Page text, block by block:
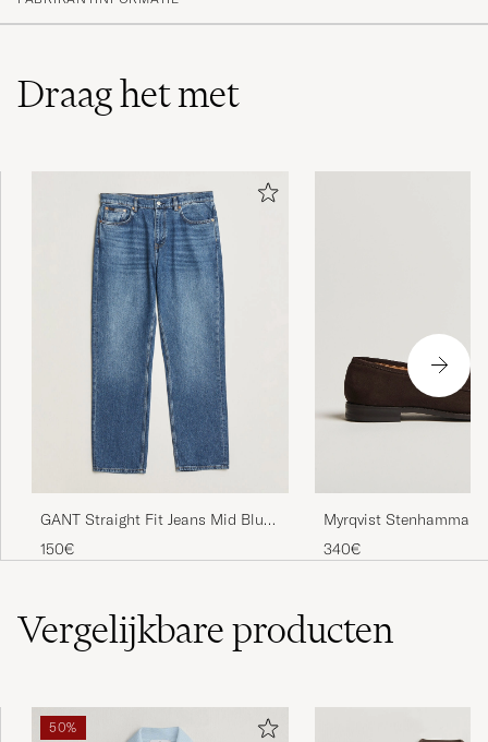
Draag het met
GANT Straight Fit Jeans Mid Blue
Worn In
150€
Myrqvist Stenhammar
Dark Brown Suede
340€
Vergelijkbareproducten
50%